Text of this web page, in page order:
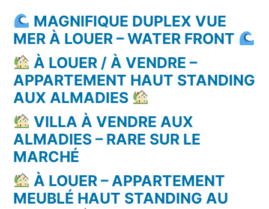
MAGNIFIQUE DUPLEX VUE
MER À LOUER – WATER FRONT
À LOUER / À VENDRE –
APPARTEMENT HAUT STANDING
AUX ALMADIES
VILLA À VENDRE AUX
ALMADIES – RARE SUR LE
MARCHÉ
À LOUER – APPARTEMENT
MEUBLÉ HAUT STANDING AU